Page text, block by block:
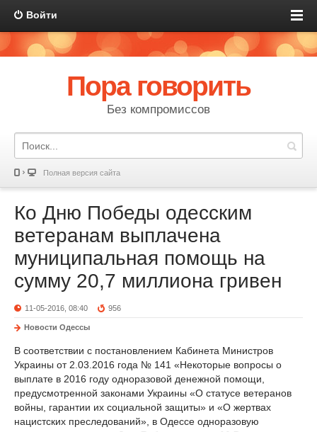
Войти
Пора говорить
Без компромиссов
Полная версия сайта
Ко Дню Победы одесским
ветеранам выплачена
муниципальная помощь на
сумму 20,7 миллиона гривен
11-05-2016, 08:40 956
Новости Одессы
В соответствии с постановлением Кабинета Министров
Украины от 2.03.2016 года № 141 «Некоторые вопросы о
выплате в 2016 году одноразовой денежной помощи,
предусмотренной законами Украины «О статусе ветеранов
войны, гарантии их социальной защиты» и «О жертвах
нацистских преследований», в Одессе одноразовую